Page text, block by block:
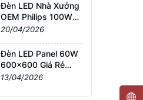
Đèn LED Nhà Xưởng
OEM Philips 100W–
200W Siêu Sáng –
Hành 3 Năm
20/04/2026
Đèn LED Panel 60W
600x600 Giá Rẻ
TPHCM – Sáng
13/04/2026